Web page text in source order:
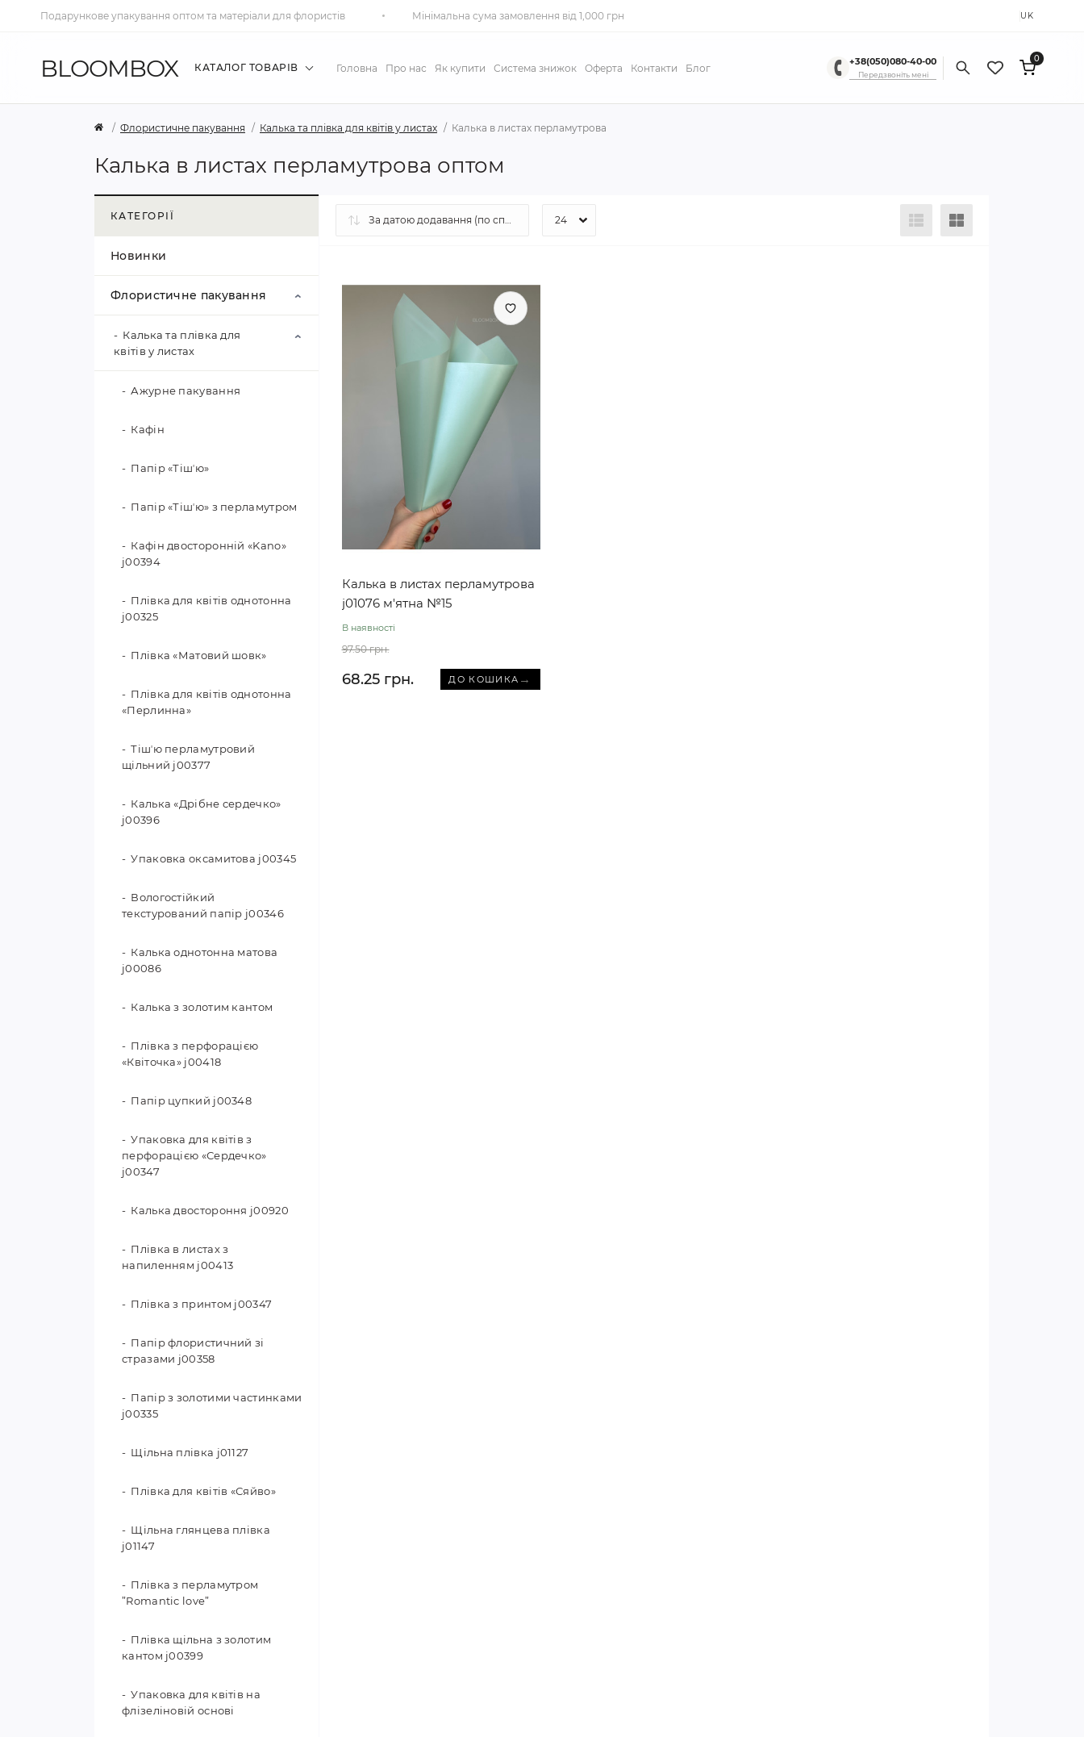
Подарункове упакування оптом та матеріали для флористів Мінімальна сума замовлення від 1,000 грн UK
BLOOMBOX КАТАЛОГ ТОВАРІВ Головна Про нас Як купити Система знижок Оферта Контакти Блог
+38(050)080-40-00
Передзвоніть мені
0
Флористичне пакування Калька та плівка для квітів у листах Калька в листах перламутрова
Калька в листах перламутрова оптом
КАТЕГОРІЇ
Новинки
Флористичне пакування
Калька та плівка для
квітів у листах
Ажурне пакування
Кафін
Папір «Тішʼю»
Папір «Тішʼю» з перламутром
Кафін двосторонній «Kano»
j00394
Плівка для квітів однотонна
j00325
Плівка «Матовий шовк»
Плівка для квітів однотонна
«Перлинна»
Тішʼю перламутровий
щільний j00377
Калька «Дрібне сердечко»
j00396
Упаковка оксамитова j00345
Вологостійкий
текстурований папір j00346
Калька однотонна матова
j00086
Калька з золотим кантом
Плівка з перфорацією
«Квіточка» j00418
Папір цупкий j00348
Упаковка для квітів з
перфорацією «Сердечко»
j00347
Калька двостороння j00920
Плівка в листах з
напиленням j00413
Плівка з принтом j00347
Папір флористичний зі
стразами j00358
Папір з золотими частинками
j00335
Щільна плівка j01127
Плівка для квітів «Сяйво»
Щільна глянцева плівка
j01147
Плівка з перламутром
”Romantic love”
Плівка щільна з золотим
кантом j00399
Упаковка для квітів на
флізеліновій основі
Калька в листах перламутрова
j01076 м'ятна №15
В наявності
97.50 грн.
68.25 грн. ДО КОШИКА →